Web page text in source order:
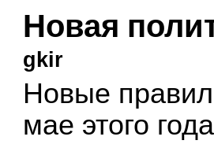
Новая
gkir
Новые
мае этого